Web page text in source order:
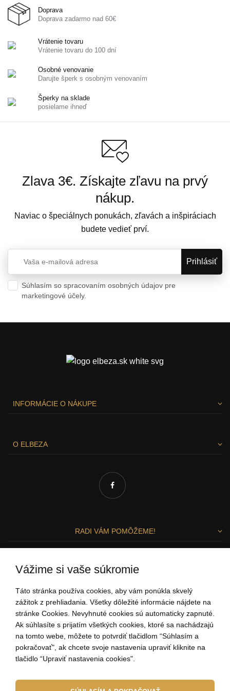
Doprava
Doprava zadarmo nad 60€
Vrátenie tovaru
Vrátenie tovaru do 100 dní
Osobné venovanie
Darujte šperk s osobným venovaním
Šperky na sklade
posielame ihneď
Zlava 3€. Získajte zľavu na prvý
nákup.
Naviac o špeciálnych ponukách, zľavách a inšpiráciach
budete vedieť prví.
Súhlasím so spracovaním osobných údajov pre
marketingové účely.
INFORMÁCIE O NÁKUPE
O ELBEZA
RADI VÁM POMÔŽEME!
Zuzka a Lenka
(Po - Pi: 9:00-15:00)
ahoj@elbeza.sk
Internetový obchododBlueweb s.r.o.
Vážime si vaše súkromie
Táto stránka používa cookies, aby vám ponúkla skvelý
zážitok z prehliadania. Všetky dôležité informácie nájdete na
stránke Cookies. Nevyhnuté cookies sú automaticky zapnuté.
Ak súhlasíte s prijatím všetkých cookies, ktoré sa nachádzajú
na tomto webe, môžete to potvrdiť tlačidlom “Súhlasím a
pokračovať", ak chcete svoje nastavenia upraviť kliknite na
tlačidlo “Upraviť nastavenia cookies".